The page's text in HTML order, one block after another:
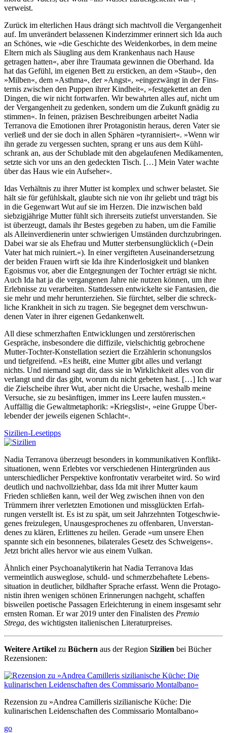
verweist.
Zurück im elterlichen Haus drängt sich machtvoll die Vergan­genheit
auf. Im unver­ändert belas­senen Kinder­zimmer erinnert sich Ida auch
an Schönes, wie »die Ge­schichte des Weiden­korbes, in dem meine
Eltern mich als Säugling aus dem Kranken­haus nach Hause
getragen hatten«, aber ihre Traumata gewinnen die Oberhand. Ida
hat das Gefühl, im eigenen Bett zu ersticken, an dem »Staub«, den
»Milben«, dem »Asthma«, der »Angst«, »einge­zwängt in der Fins­
ternis zwischen den Puppen ihrer Kindheit«, »festge­kettet an den
Dingen, die wir nicht fort­warfen. Wir bewahrten alles auf, nicht um
der Vergan­genheit zu gedenken, sondern um die Zukunft gnädig zu
stimmen«. In feinen, präzisen Beschrei­bungen arbeitet Nadia
Terranova die Emotionen ihrer Protago­nistin heraus, deren Vater sie
verließ und der sie doch in allen Sphären »tyranni­siert«. »Wenn wir
ihn gerade zu vergessen suchten, sprang er uns aus dem Kühl­
schrank an, aus der Schublade mit den abgelau­fenen Medika­menten,
setzte sich vor uns an den gedeckten Tisch. […] Mein Vater wachte
über das Haus wie ein Aufseher«.
Idas Verhältnis zu ihrer Mutter ist komplex und schwer belastet. Sie
hält sie für gefühls­kalt, glaubte sich nie von ihr geliebt und trägt bis
in die Gegenwart Wut auf sie im Herzen. Die inzwi­schen bald
siebzig­jährige Mutter fühlt sich ihrer­seits zutiefst unver­standen. Sie
ist überzeugt, damals ihr Bestes gegeben zu haben, um die Familie
als Allein­verdie­nerin unter schwie­rigen Umständen durchzu­bringen.
Dabei war sie als Ehefrau und Mutter sterbens­unglück­lich (»Dein
Vater hat mich ruiniert.«). In einer vergif­teten Aus­einander­setzung
der beiden Frauen wirft sie Ida ihre Kinder­losig­keit und blanken
Egoismus vor, aber die Entgeg­nungen der Tochter erträgt sie nicht.
Auch Ida hat ja die vergan­genen Jahre nie nutzen können, um ihre
Erleb­nisse zu verar­beiten. Statt­dessen entwi­ckelte sie Fantasien, die
sie mehr und mehr herunter­ziehen. Sie fürchtet, selber die schreck­
liche Krankheit in sich zu tragen. Sie begegnet dem verschwun­
denen Vater in ihrer eigenen Gedanken­welt.
All diese schmerzhaften Entwicklungen und zerstöreri­schen
Gespräche, insbeson­dere die diffizile, viel­schichtig gebro­chene
Mutter-Tochter-Konstel­lation seziert die Erzäh­lerin scho­nungslos
und tiefgrei­fend. »Es heißt, eine Mutter gibt alles und verlangt
nichts. Und niemand sagt dir, dass sie in Wirk­lichkeit alles von dir
verlangt und dir das gibt, worum du nicht gebeten hast. […] Ich war
die Ziel­scheibe ihrer Wut, aber nicht die Ursache, weshalb meine
Versuche, sie zu besänf­tigen, immer ins Leere laufen mussten.«
Auffällig die Gewalt­metapho­rik: »Kriegslist«, »eine Gruppe Über­
lebender der jeweils eigenen Schlacht«.
Sizilien-Lesetipps
Nadia Terranova überzeugt besonders in kommuni­kativen Konflikt­
situatio­nen, wenn Erlebtes vor verschie­denen Hinter­gründen aus
unter­schied­licher Perspek­tive konfron­tativ verar­beitet wird. So wird
deutlich und nachvoll­ziehbar, dass Ida mit ihrer Mutter kaum
Frieden schließen kann, weil der Weg zwischen ihnen von den
Trümmern ihrer verletz­ten Emotionen und miss­glückten Erfah­
rungen verstellt ist. Es ist zu spät, um seit Jahr­zehnten Totge­schwie­
genes freizu­legen, Unausge­sproche­nes zu offen­baren, Unver­stan­
denes zu klären, Erlit­tenes zu heilen. Gerade »um unsere Ehen
spannte sich ein beson­nenes, bilate­rales Gesetz des Schwei­gens«.
Jetzt bricht alles hervor wie aus einem Vulkan.
Ähnlich einer Psychoanalytikerin hat Nadia Terranova Idas
vermeint­lich ausweg­lose, schuld- und schmerz­behaf­tete Lebens­
situation in deut­licher, bild­hafter Sprache erfasst. Wenn die Protago­
nistin ihren wenigen schönen Erinne­rungen nachgeht, schaffen
bisweilen poetische Passagen Erleich­terung in einem insgesamt sehr
ernsten Roman. Er war 2019 unter den Fina­listen des Premio
Strega, des wich­tigsten italieni­schen Literatur­preises.
Weitere Artikel zu Büchern aus der Region Sizilien bei Bücher
Rezensionen:
Rezension zu »Andrea Camilleris sizilianische Küche: Die
kulinarischen Leidenschaften des Commissario Montalbano«
go